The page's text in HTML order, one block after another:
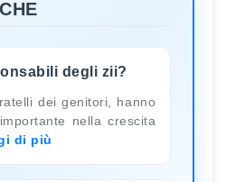
degli zii?
dei genitori, hanno
nella crescita
di più